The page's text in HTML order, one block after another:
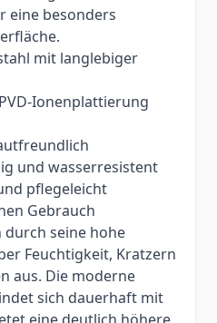
eine besonders
mit langlebiger
Ionenplattierung
und wasserresistent
pflegeleicht
Gebrauch
durch seine hohe
Feuchtigkeit, Kratzern
aus. Die moderne
sich dauerhaft mit
eine deutlich höhere